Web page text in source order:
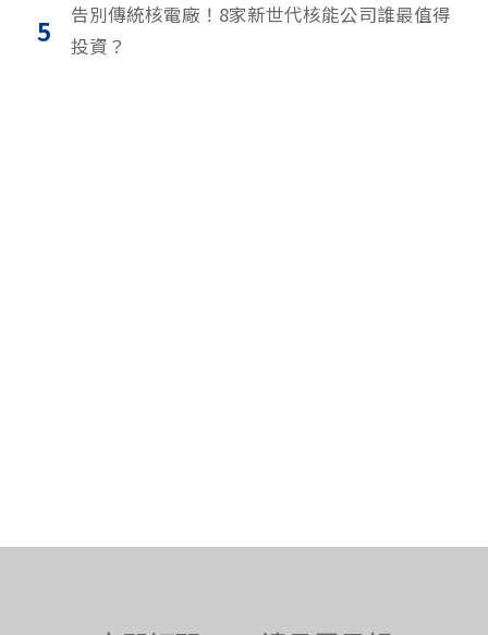
5
告別傳統核電廠！8家新世代核能公司誰最值得
投資？